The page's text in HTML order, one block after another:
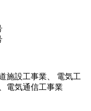
施設工事業、 電気工
電気通信工事業